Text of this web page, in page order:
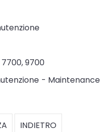
9700
- Maintenance
INDIETRO